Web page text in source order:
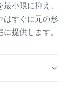
小限に抑え、
はすぐに元の形
提供します。